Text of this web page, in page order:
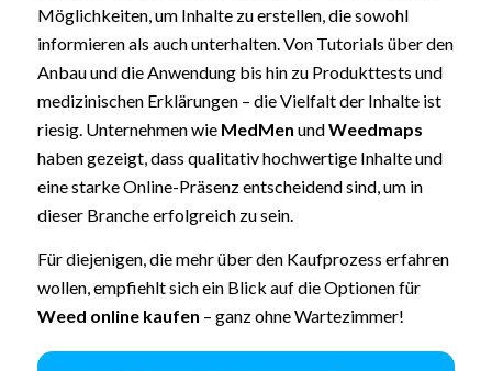
Möglichkeiten, um Inhalte zu erstellen, die sowohl
informieren als auch unterhalten. Von Tutorials über den
Anbau und die Anwendung bis hin zu Produkttests und
medizinischen Erklärungen – die Vielfalt der Inhalte ist
riesig. Unternehmen wie MedMen undWeedmaps
haben gezeigt, dass qualitativ hochwertige Inhalte und
eine starke Online-Präsenz entscheidend sind, um in
dieser Branche erfolgreich zu sein.
Für diejenigen, die mehr über den Kaufprozess erfahren
wollen, empfiehlt sich ein Blick auf die Optionen für
Weed online kaufen – ganz ohne Wartezimmer!